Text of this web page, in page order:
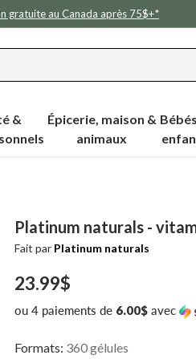
gratuite au Canada après 75$+*
&
Épicerie, maison &
animaux
Platinum naturals -
Fait par Platinum naturals
Prix
habituel
23.99$
ou 4 paiements de 6.00$avec
Formats: 360 gélules